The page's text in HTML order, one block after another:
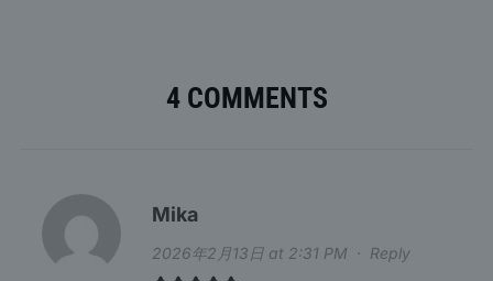
4 COMMENTS
Mika
2026年2月13日 at 2:31 PM · Reply